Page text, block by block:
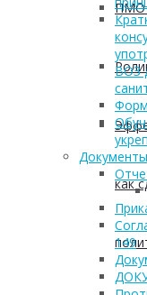
ПМО
как
ВОЗ
Документы
149